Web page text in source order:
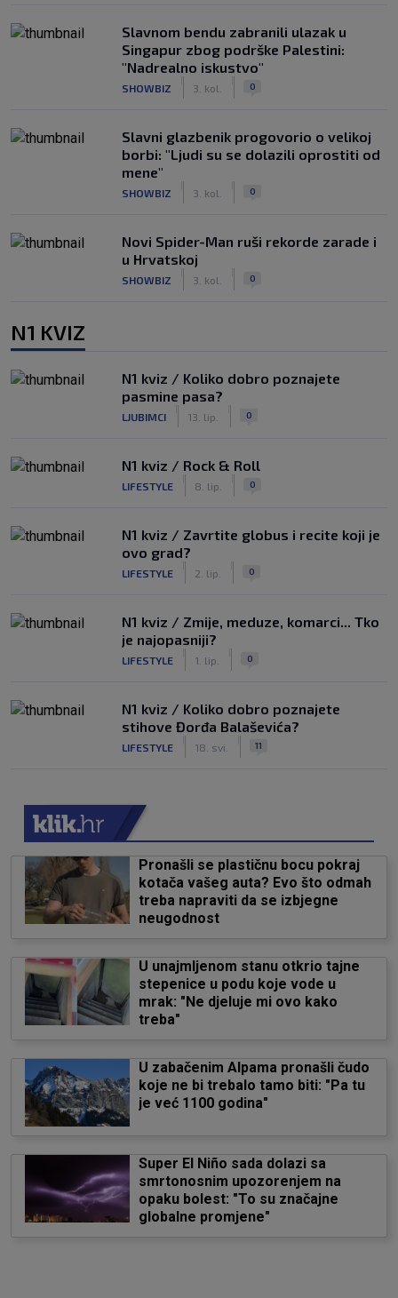
Slavnom bendu zabranili ulazak u
Singapur zbog podrške Palestini:
"Nadrealno iskustvo"
SHOWBIZ 3. kol. 0
Slavni glazbenik progovorio o velikoj
borbi: "Ljudi su se dolazili oprostiti od
mene"
SHOWBIZ 3. kol. 0
Novi Spider-Man ruši rekorde zarade i
u Hrvatskoj
SHOWBIZ 3. kol. 0
N1 KVIZ
N1 kviz / Koliko dobro poznajete
pasmine pasa?
LJUBIMCI 13. lip. 0
N1 kviz / Rock & Roll
LIFESTYLE 8. lip. 0
N1 kviz / Zavrtite globus i recite koji je
ovo grad?
LIFESTYLE 2. lip. 0
N1 kviz / Zmije, meduze, komarci... Tko
je najopasniji?
LIFESTYLE 1. lip. 0
N1 kviz / Koliko dobro poznajete
stihove Đorđa Balaševića?
LIFESTYLE 18. svi. 11
Pronašli se plastičnu bocu pokraj
kotača vašeg auta? Evo što odmah
treba napraviti da se izbjegne
neugodnost
U unajmljenom stanu otkrio tajne
stepenice u podu koje vode u
mrak: "Ne djeluje mi ovo kako
treba"
U zabačenim Alpama pronašli čudo
koje ne bi trebalo tamo biti: "Pa tu
je već 1100 godina"
Super El Niño sada dolazi sa
smrtonosnim upozorenjem na
opaku bolest: "To su značajne
globalne promjene"